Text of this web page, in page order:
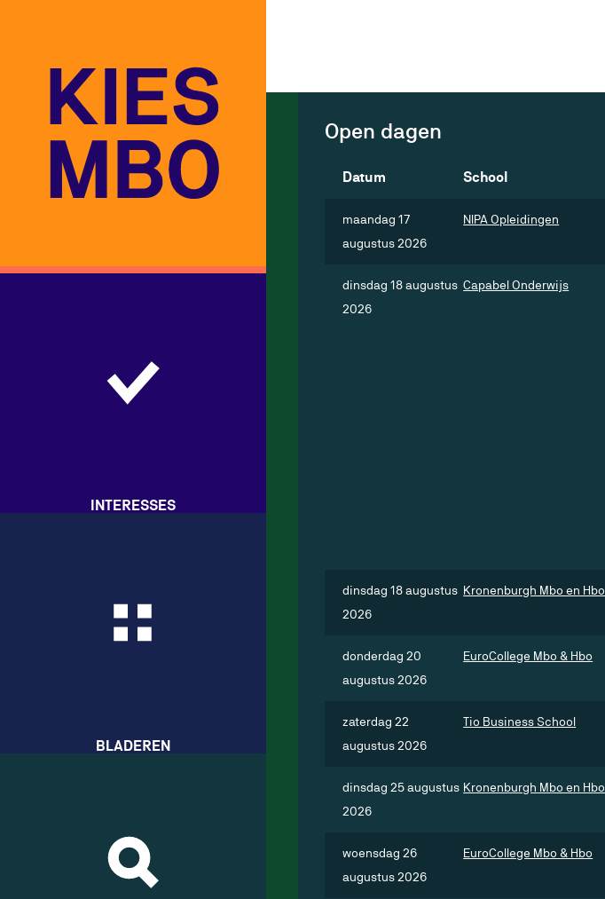
INTERESSES
BLADEREN
Zoek per provincie
Alle provincies
Drenthe
Open dagen
Datum School
maandag 17
augustus 2026
NIPA Opleidingen
dinsdag 18 augustus
2026
Capabel Onderwijs
dinsdag 18 augustus
2026
Kronenburgh Mbo en Hbo
donderdag 20
augustus 2026
EuroCollege Mbo & Hbo
zaterdag 22
augustus 2026
Tio Business School
dinsdag 25 augustus
2026
Kronenburgh Mbo en Hbo
woensdag 26
augustus 2026
EuroCollege Mbo & Hbo